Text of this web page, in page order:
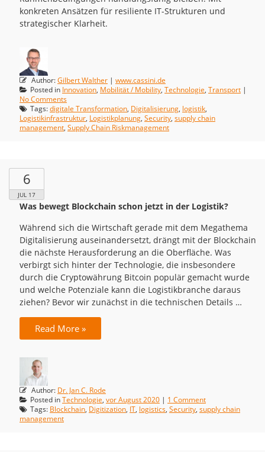
konkreten Ansätzen für resiliente IT-Strukturen und
strategischer Klarheit.
Author:Gilbert Walther | www.cassini.de
Posted in Innovation, Mobilität / Mobility, Technologie, Transport |
No Comments
Tags:digitale Transformation, Digitalisierung, logistik,
Logistikinfrastruktur, Logistikplanung, Security, supply chain
management, Supply Chain Riskmanagement
6
JUL 17
Was bewegt Blockchain schon jetzt in der Logistik?
Während sich die Wirtschaft gerade mit dem Megathema
Digitalisierung auseinandersetzt, drängt mit der Blockchain
die nächste Herausforderung an die Oberfläche. Was
verbirgt sich hinter der Technologie, die insbesondere
durch die Cryptowährung Bitcoin populär gemacht wurde
und welche Potenziale kann die Logistikbranche daraus
ziehen? Bevor wir zunächst in die technischen Details …
Read More »
Author: Dr. Jan C. Rode
Posted inTechnologie, vor August 2020 | 1 Comment
Tags: Blockchain, Digitization, IT, logistics, Security, supply chain
management